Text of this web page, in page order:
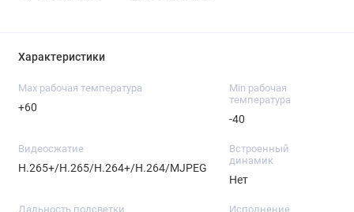
Характеристики
Max рабочая температура
+60
Min рабочая
температура
-40
Видеосжатие
H.265+/H.265/H.264+/H.264/MJPEG
Встроенный
динамик
Нет
Дальность подсветки Исполнение